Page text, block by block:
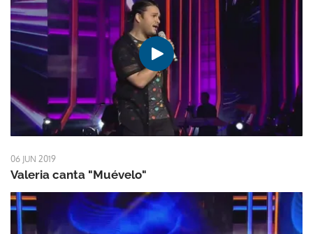
06 JUN 2019
Valeria canta "Muévelo"